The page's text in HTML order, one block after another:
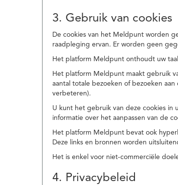
3. Gebruik van cookies
De cookies van het Meldpunt worden
raadpleging ervan. Er worden geen
Het platform Meldpunt onthoudt uw
Het platform Meldpunt maakt gebruik
aantal totale bezoeken of bezoeken
verbeteren).
U kunt het gebruik van deze cookies in
informatie over het aanpassen van de
Het platform Meldpunt bevat ook
Deze links en bronnen worden
Het is enkel voor niet-commerciële
4. Privacybeleid